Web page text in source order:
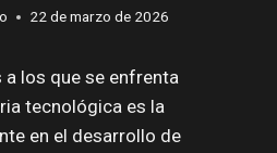
22 de marzo de 2026
a los que se enfrenta
tecnológica es la
en el desarrollo de